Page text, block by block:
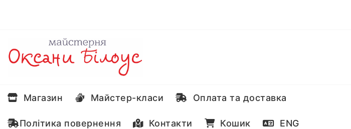
Магазин Майстер-класи Оплата та доставка
Політика повернення Контакти Кошик ENG